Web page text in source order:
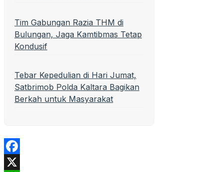
Tim Gabungan Razia THM di
Bulungan, Jaga Kamtibmas Tetap
Kondusif
Tebar Kepedulian di Hari Jumat,
Satbrimob Polda Kaltara Bagikan
Berkah untuk Masyarakat
Facebook